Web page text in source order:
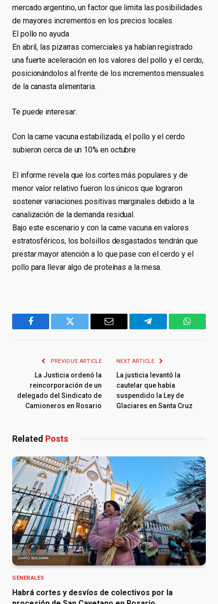
mercado argentino, un factor que limita las posibilidades
de mayores incrementos en los precios locales.
El pollo no ayuda
En abril, las pizarras comerciales ya habían registrado
una fuerte aceleración en los valores del pollo y el cerdo,
posicionándolos al frente de los incrementos mensuales
de la canasta alimentaria.
Te puede interesar:
Con la carne vacuna estabilizada, el pollo y el cerdo
subieron cerca de un 10% en octubre
El informe revela que los cortes más populares y de
menor valor relativo fueron los únicos que lograron
sostener variaciones positivas marginales debido a la
canalización de la demanda residual.
Bajo este escenario y con la carne vacuna en valores
estratosféricos, los bolsillos desgastados tendrán que
prestar mayor atención a lo que pase con el cerdo y el
pollo para llevar algo de proteínas a la mesa.
Facebook Twitter Email Telegram
PREVIOUS ARTICLE
La Justicia ordenó la
reincorporación de un
delegado del Sindicato de
Camioneros en Rosario
NEXT ARTICLE
La justicia levantó la
cautelar que había
suspendido la Ley de
Glaciares en Santa Cruz
Related Posts
GENERALES
Habrá cortes y desvíos de colectivos por la